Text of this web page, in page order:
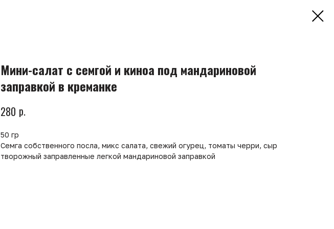
Мини-салат с семгой и киноа под мандариновой
заправкой в креманке
280 р.
50 гр
Семга собственного посла, микс салата, свежий огурец, томаты черри, сыр
творожный заправленные легкой мандариновой заправкой